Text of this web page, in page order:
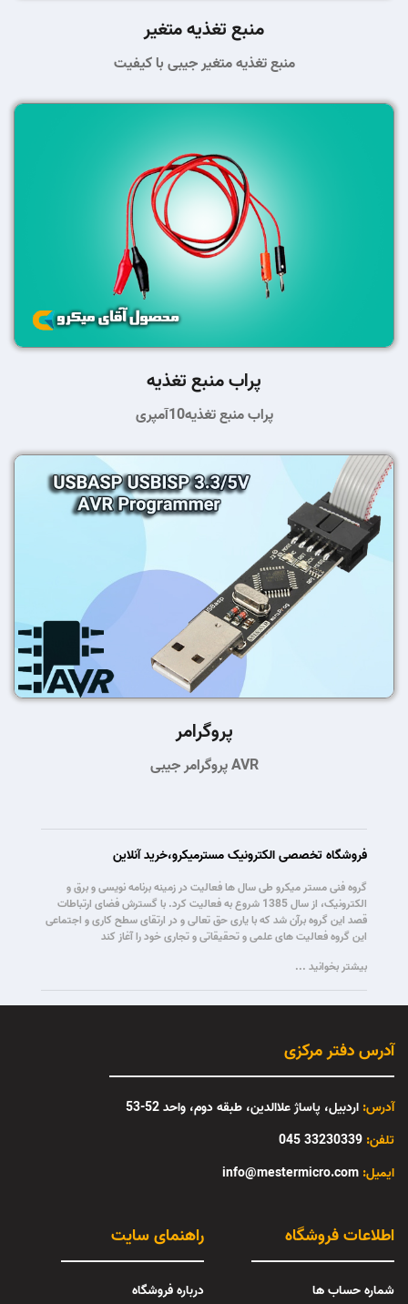
منبع تغذیه متغیر
منبع تغذیه متغیر جیبی با کیفیت
پراب منبع تغذیه
پراب منبع تغذیه10آمپری
پروگرامر
پروگرامر جیبی AVR
فروشگاه تخصصی الکترونیک مسترمیکرو،خرید آنلاین
گروه فنی مستر میکرو طی سال ها فعالیت در زمینه برنامه نویسی و برق و
الکترونیک، از سال 1385 شروع به فعالیت کرد. با گسترش فضای ارتباطات
قصد این گروه برآن شد که با یاری حق تعالی و در ارتقای سطح کاری و اجتماعی
این گروه فعالیت های علمی و تحقیقاتی و تجاری خود را آغاز کند
بیشتر بخوانید ...
آدرس دفتر مرکزی
آدرس: اردبیل، پاساژ علاالدین، طبقه دوم، واحد 52-53
تلفن: 33230339 045
info@mestermicro.com :ایمیل
راهنمای سایت
درباره فروشگاه
اطلاعات فروشگاه
شماره حساب ها